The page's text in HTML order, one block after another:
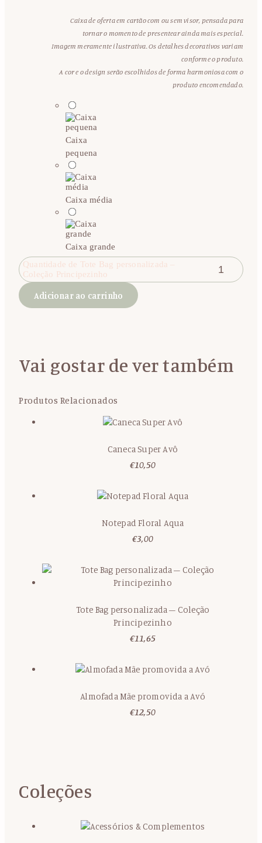
Caixa de oferta em cartão com ou sem visor, pensada para
tornar o momento de presentear ainda mais especial.
Imagem meramente ilustrativa. Os detalhes decorativos variam
conforme o produto.
A cor e o design serão escolhidos de forma harmoniosa com o
produto encomendado.
Caixa
pequena
Caixa média
Caixa grande
Quantidade de Tote Bag personalizada –
Coleção Principezinho
Adicionar ao carrinho
Vai gostar de ver também
Produtos Relacionados
Caneca Super Avô
€10,50
Notepad Floral Aqua
€3,00
Tote Bag personalizada – Coleção
Principezinho
€11,65
Almofada Mãe promovida a Avó
€12,50
Coleções